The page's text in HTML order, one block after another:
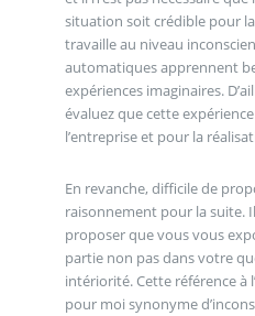
situation soit crédible pour la
travaille au niveau
automatiques apprennent
expériences imaginaires.
évaluez que cette
l’entreprise et pour la
En revanche, difficile de
raisonnement pour la suite.
proposer que vous vous
partie non pas dans votre
intériorité. Cette référence à
pour moi synonyme